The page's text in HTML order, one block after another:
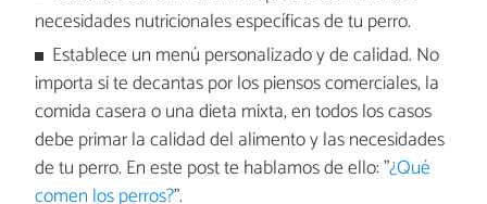
necesidades nutricionales específicas de tu perro.
Establece un menú personalizado y de calidad. No
importa si te decantas por los piensos comerciales, la
comida casera o una dieta mixta, en todos los casos
debe primar la calidad del alimento y las necesidades
de tu perro. En este post te hablamos de ello: "¿Qué
comen los perros?".